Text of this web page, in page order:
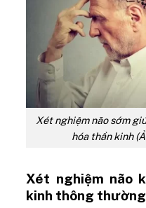
Xét nghiệm não sớm
hóa thần kinh
Xét nghiệm não
kinh thông